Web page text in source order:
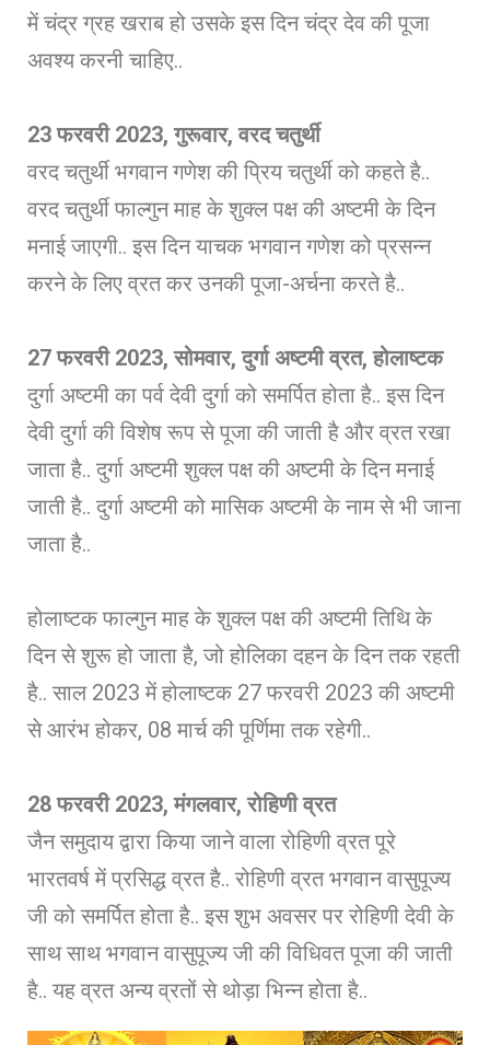
में चंद्र ग्रह खराब हो उसके इस दिन चंद्र देव की पूजा
अवश्य करनी चाहिए..
23 फरवरी 2023, गुरूवार, वरद चतुर्थी
वरद चतुर्थी भगवान गणेश की प्रिय चतुर्थी को कहते है..
वरद चतुर्थी फाल्गुन माह के शुक्ल पक्ष की अष्टमी के दिन
मनाई जाएगी.. इस दिन याचक भगवान गणेश को प्रसन्न
करने के लिए व्रत कर उनकी पूजा-अर्चना करते है..
27 फरवरी 2023, सोमवार, दुर्गा अष्टमी व्रत, होलाष्टक
दुर्गा अष्टमी का पर्व देवी दुर्गा को समर्पित होता है.. इस दिन
देवी दुर्गा की विशेष रूप से पूजा की जाती है और व्रत रखा
जाता है.. दुर्गा अष्टमी शुक्ल पक्ष की अष्टमी के दिन मनाई
जाती है.. दुर्गा अष्टमी को मासिक अष्टमी के नाम से भी जाना
जाता है..
होलाष्टक फाल्गुन माह के शुक्ल पक्ष की अष्टमी तिथि के
दिन से शुरू हो जाता है, जो होलिका दहन के दिन तक रहती
है.. साल 2023 में होलाष्टक 27 फरवरी 2023 की अष्टमी
से आरंभ होकर, 08 मार्च की पूर्णिमा तक रहेगी..
28 फरवरी 2023, मंगलवार, रोहिणी व्रत
जैन समुदाय द्वारा किया जाने वाला रोहिणी व्रत पूरे
भारतवर्ष में प्रसिद्ध व्रत है.. रोहिणी व्रत भगवान वासुपूज्य
जी को समर्पित होता है.. इस शुभ अवसर पर रोहिणी देवी के
साथ साथ भगवान वासुपूज्य जी की विधिवत पूजा की जाती
है.. यह व्रत अन्य व्रतों से थोड़ा भिन्न होता है..